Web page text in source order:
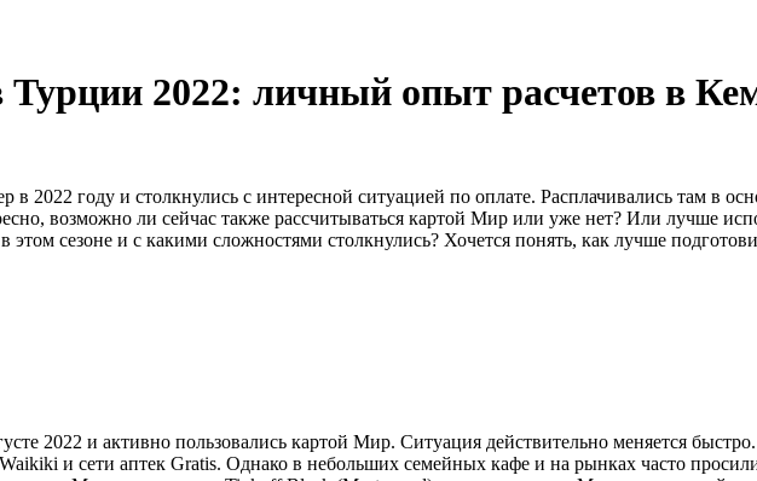
2022: личный опыт расчетов в
2022 году и столкнулись с интересной ситуацией по оплате. Расплачивались там в
возможно ли сейчас также рассчитываться картой Мир или уже нет? Или лучше
сезоне и с какими сложностями столкнулись? Хочется понять, как лучше
2022 и активно пользовались картой Мир. Ситуация действительно меняется
и сети аптек Gratis. Однако в небольших семейных кафе и на рынках часто